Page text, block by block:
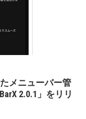
メニューバー管
2.0.1」をリリ